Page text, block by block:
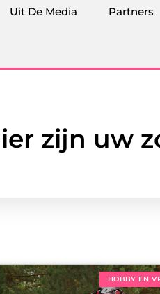
Uit De Media Partners
zijn uw
HOBBY EN